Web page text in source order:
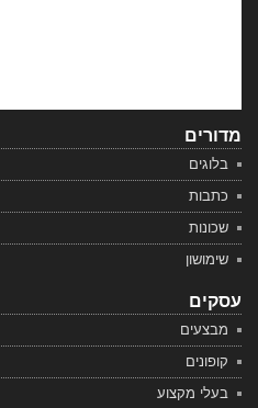
מדורים
בלוגים
כתבות
שכונות
שימושון
עסקים
מבצעים
קופונים
בעלי מקצוע